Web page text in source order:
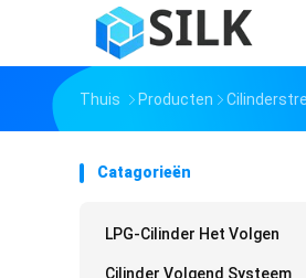
Thuis Producten
Catagorieën
LPG-Cilinder Het Volgen
Cilinder Volgend Systeem